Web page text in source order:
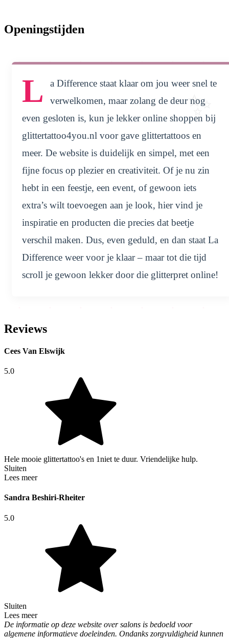
Openingstijden
L
a Difference staat klaar om jou weer snel te
verwelkomen, maar zolang de deur nog
even gesloten is, kun je lekker online shoppen bij
glittertattoo4you.nl voor gave glittertattoos en
meer. De website is duidelijk en simpel, met een
fijne focus op plezier en creativiteit. Of je nu zin
hebt in een feestje, een event, of gewoon iets
extra’s wilt toevoegen aan je look, hier vind je
inspiratie en producten die precies dat beetje
verschil maken. Dus, even geduld, en dan staat La
Difference weer voor je klaar – maar tot die tijd
scroll je gewoon lekker door die glitterpret online!
Reviews
Cees Van Elswijk
5.0
Hele mooie glittertattoo's en 1niet te duur. Vriendelijke hulp.
Sluiten
Lees meer
Sandra Beshiri-Rheiter
5.0
Sluiten
Lees meer
De informatie op deze website over salons is bedoeld voor
algemene informatieve doeleinden. Ondanks zorgvuldigheid kunnen